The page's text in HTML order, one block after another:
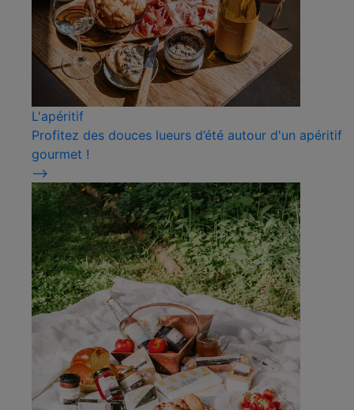
L'apéritif
Profitez des douces lueurs d’été autour d'un apéritif
gourmet !
⟶